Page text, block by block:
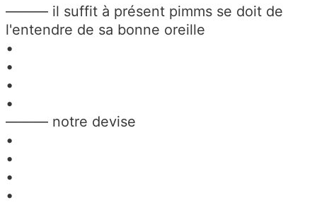
——— il suffit à présent pimms se doit de
l'entendre de sa bonne oreille
•
•
•
•
——— notre devise
•
•
•
•